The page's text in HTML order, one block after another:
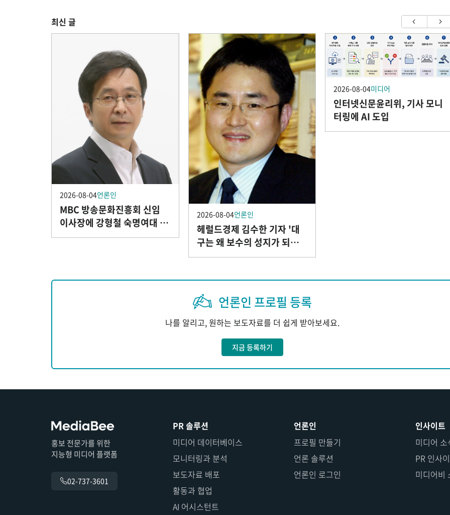
최신 글
2026-08-04언론인
MBC 방송문화진흥회 신임
이사장에 강형철 숙명여대 교
수
2026-08-04언론인
헤럴드경제 김수한 기자 '대
구는 왜 보수의 성지가 되었
나' 출간
2026-08-04미디어
인터넷신문윤리위, 기사 모니
터링에 AI 도입
언론인 프로필 등록
나를 알리고, 원하는 보도자료를 더 쉽게 받아보세요.
지금 등록하기
홍보 전문가를 위한
지능형 미디어 플랫폼
02-737-3601
PR 솔루션
미디어 데이터베이스
모니터링과 분석
보도자료 배포
활동과 협업
AI 어시스턴트
언론인
프로필 만들기
언론 솔루션
언론인 로그인
인사이트
미디어 소
PR 인사
미디어비